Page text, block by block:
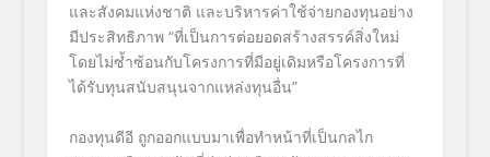
และสังคมแห่งชาติ และบริหารค่าใช้จ่ายกองทุนอย่าง
มีประสิทธิภาพ “ที่เป็นการต่อยอดสร้างสรรค์สิ่งใหม่
โดยไม่ซ้ำซ้อนกับโครงการที่มีอยู่เดิมหรือโครงการที่
ได้รับทุนสนับสนุนจากแหล่งทุนอื่น”
กองทุนดีอี ถูกออกแบบมาเพื่อทำหน้าที่เป็นกลไก